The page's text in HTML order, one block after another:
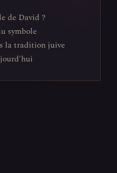
de David ?
symbole
la tradition juive